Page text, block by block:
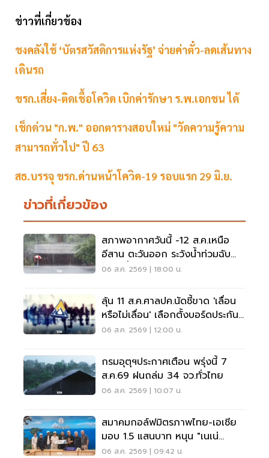
ข่าวที่เกี่ยวข้อง
ชงคลังใช้ ‘บัตรสวัสดิการแห่งรัฐ’ จ่ายค่าตั๋ว-ลดเส้นทาง
เดินรถ
ขรก.เสี่ยง-ติดเชื้อโควิด เบิกค่ารักษา ร.พ.เอกชน ได้
เช็กด่วน "ก.พ." ออกตารางสอบใหม่ "วัดความรู้ความ
สามารถทั่วไป" ปี 63
สธ.บรรจุ ขรก.ด่านหน้าโควิด-19 รอบแรก 29 มิ.ย.
ข่าวที่เกี่ยวข้อง
สภาพอากาศวันนี้ -12 ส.ค.เหนือ
อีสาน ตะวันออก ระวังน้ำท่วมฉับ
พลัน น้ำป่าไหลหลาก
06 ส.ค. 2569 | 18:00 น.
ลุ้น 11 ส.ค.ศาลปค.นัดชี้ขาด 'เลื่อน
หรือไม่เลื่อน' เลือกตั้งบอร์ดประกัน
สังคม
06 ส.ค. 2569 | 12:00 น.
กรมอุตุฯประกาศเตือน พรุ่งนี้ 7
ส.ค.69 ฝนถล่ม 34 จว.ทั่วไทย
06 ส.ค. 2569 | 10:07 น.
สมาคมกอล์ฟมิตรภาพไทย-เอเชีย
มอบ 1.5 แสนบาท หนุน "เนเน่
รอยัล" ลุยเวทีที่สหรัฐ
06 ส.ค. 2569 | 09:42 น.